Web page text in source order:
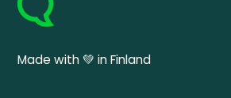
Made with 💚 in Finland